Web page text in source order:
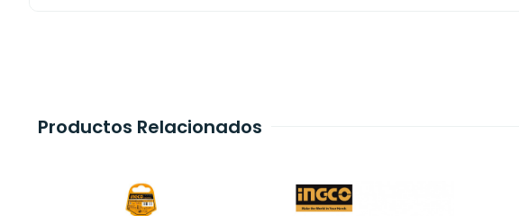
Productos Relacionados